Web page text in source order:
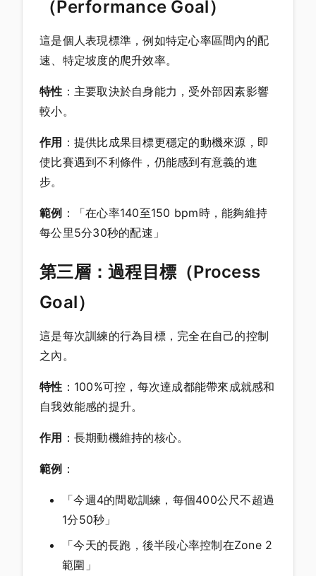
（Performance Goal）
這是個人表現標準，例如特定心率區間內的配
速、特定坡度的爬升效率。
特性 ：主要取決於自身能力，受外部因素影響
較小。
作用 ：提供比成果目標更穩定的動機來源，即
使比賽遇到不利條件，仍能感到有意義的進
步。
範例 ：「在心率140至150 bpm時，能夠維持
每公里5分30秒的配速」
第三層：過程目標（Process
Goal）
這是每次訓練的行為目標，完全在自己的控制
之內。
特性 ：100%可控，每次達成都能帶來成就感和
自我效能感的提升。
作用 ：長期動機維持的核心。
範例 ：
「今週4的間歇訓練，每個400公尺不超過
1分50秒」
「今天的長跑，後半段心率控制在Zone 2
範圍」